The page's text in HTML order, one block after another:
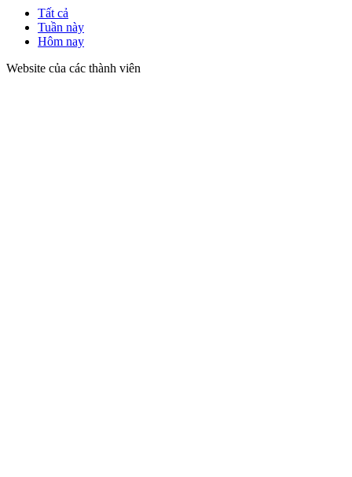
Tất cả
Tuần này
Hôm nay
Website của các thành viên